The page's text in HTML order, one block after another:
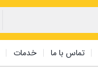
تماس با ما خدمات